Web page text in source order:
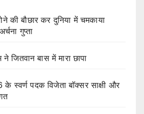
की बौछार कर दुनिया में चमकाया
गुप्ता
ने जितवान बास में मारा छापा
स्वर्ण पदक विजेता बॉक्सर साक्षी और